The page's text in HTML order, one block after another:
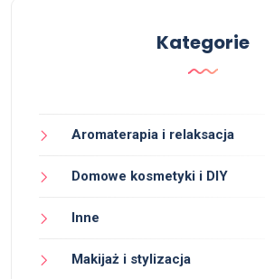
Kategorie
Aromaterapia i relaksacja
Domowe kosmetyki i DIY
Inne
Makijaż i stylizacja